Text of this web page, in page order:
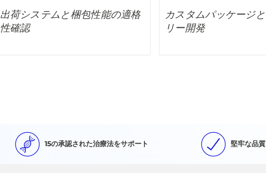
出荷システムと梱包性能の適格
性確認
カスタムパッケージ
リー開発
15の承認された治療法をサポート 堅牢な品